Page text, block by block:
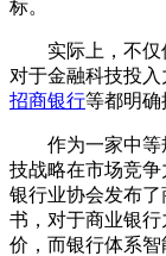
标。
实际上，不仅
对于金融科技投
招商银行等都明确
作为一家中等
技战略在市场竞
银行业协会发布
书，对于商业银
价，而银行体系